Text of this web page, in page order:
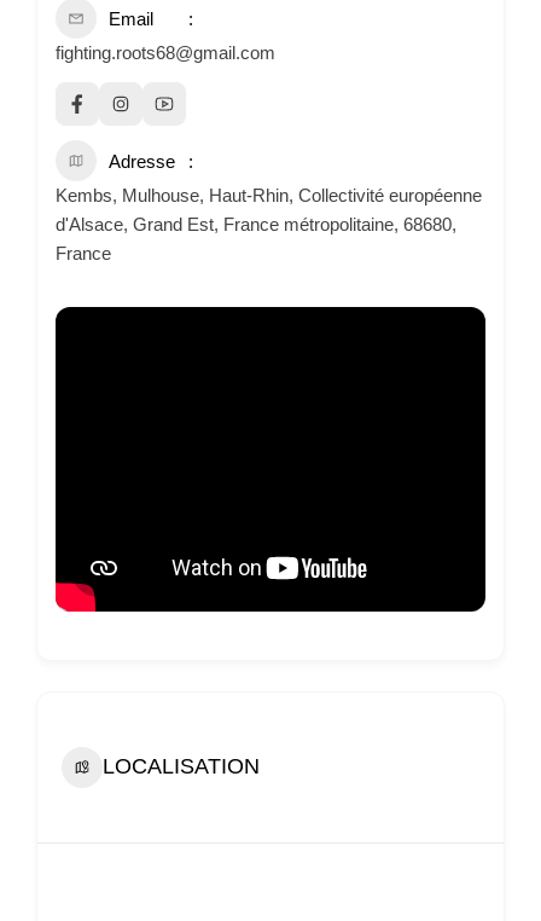
Email
fighting.roots68@gmail.com
Adresse
Kembs, Mulhouse, Haut-Rhin, Collectivité européenne
d'Alsace, Grand Est, France métropolitaine, 68680,
France
LOCALISATION